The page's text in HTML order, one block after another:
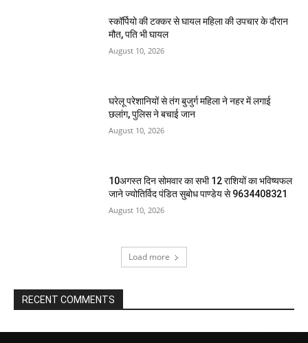
स्कॉर्पियो की टक्कर से घायल महिला की उपचार के दौरान
मौत, पति भी घायल
August 10, 2026
घरेलू परेशानियों से तंग बुजुर्ग महिला ने नहर में लगाई
छलांग, पुलिस ने बचाई जान
August 10, 2026
10अगस्त दिन सोमवार का सभी 12 राशियों का भविष्यफल
जाने ज्योतिर्विद पंडित सुबोध पाण्डेय से 9634408321
August 10, 2026
Load more
RECENT COMMENTS